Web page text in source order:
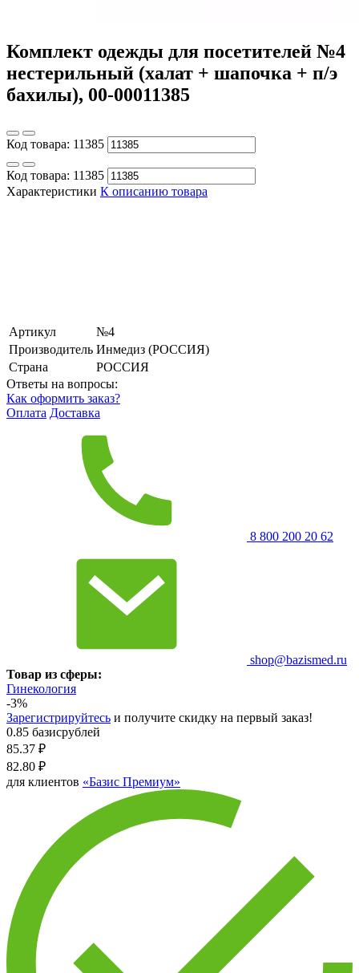
Комплект одежды для посетителей №4
нестерильный (халат + шапочка + п/э
бахилы), 00-00011385
Код товара: 11385
Код товара: 11385
Характеристики К описанию товара
Артикул
№4
Производитель Инмедиз (РОССИЯ)
Страна
РОССИЯ
Ответы на вопросы:
Как оформить заказ?
Оплата Доставка
8 800 200 20 62
shop@bazismed.ru
Товар из сферы:
Гинекология
-3%
Зарегистрируйтесь и получите скидку на первый заказ!
0.85 базисрублей
85.37 ₽
82.80 ₽
для клиентов «Базис Премиум»